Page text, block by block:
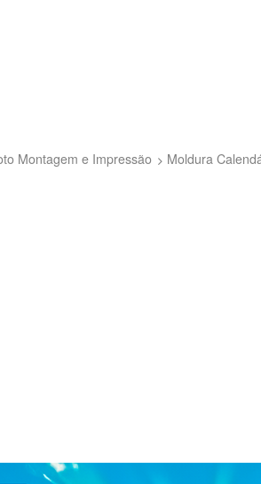
Montagem e Impressão Moldura